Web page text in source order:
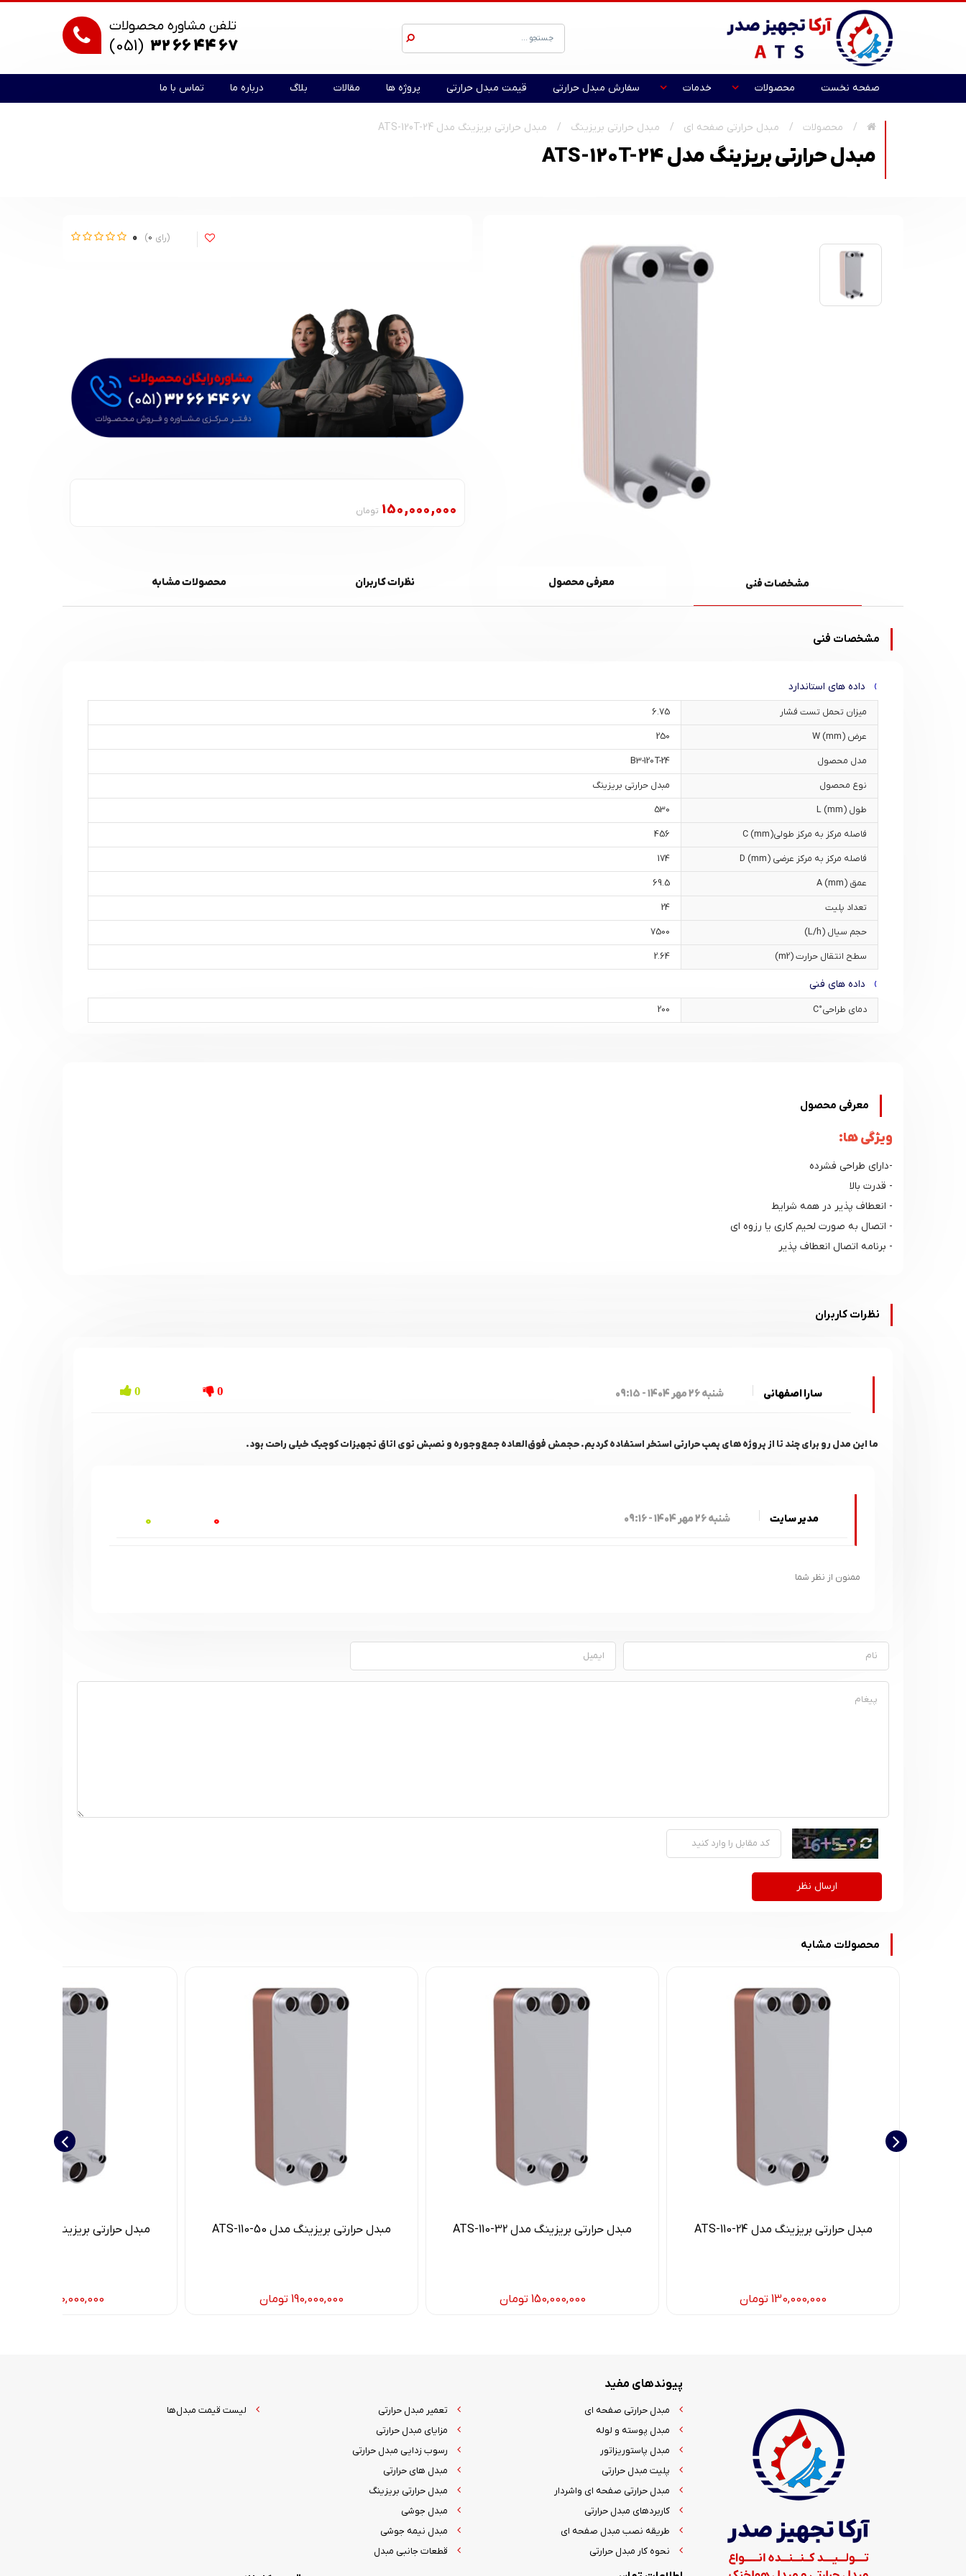
تلفن مشاوره محصولات
(051) 32 66 44 67
صفحه نخست محصولات خدمات سفارش مبدل حرارتی قیمت مبدل حرارتی پروژه ها مقالات بلاگ درباره ما تماس با ما
محصولات مبدل حرارتی صفحه ای مبدل حرارتی بریزینگ مبدل حرارتی بریزینگ مدل ATS-120T-24
مبدل حرارتی بریزینگ مدل ATS-120T-24
0 0
150,000,000 تومان
مشخصات فنی معرفی محصول نظرات کاربران محصولات مشابه
مشخصات فنی
داده های استاندارد
میزان تحمل تست فشار 6.75
عرض W (mm) 250
مدل محصول B3-120T-24
نوع محصول مبدل حرارتی بریزینگ
طول L (mm) 530
فاصله مرکز به مرکز طولیC (mm) 456
فاصله مرکز به مرکز عرضی D (mm) 174
عمق A (mm) 69.5
تعداد پلیت 24
حجم سیال (L/h) 7500
سطح انتقال حرارت (m2) 2.64
داده های فنی
دمای طراحی°C 200
معرفی محصول
ویژگی ها:
-دارای طراحی فشرده
- قدرت بالا
- انعطاف پذیر در همه شرایط
- اتصال به صورت لحیم کاری یا رزوه ای
- برنامه اتصال انعطاف پذیر
نظرات کاربران
سارا اصفهانی شنبه 26 مهر 1404 - 09:15 0 0
ما این مدل رو برای چند تا از پروژه های پمپ حرارتی استخر استفاده کردیم. حجمش فوق‌العاده جمع‌وجوره و نصبش توی اتاق تجهیزات کوچیک خیلی راحت بود.
مدیر سایت شنبه 26 مهر 1404 - 09:16 0 0
ممنون از نظر شما
ارسال نظر
محصولات مشابه
مبدل حرارتی بریزینگ مدل ATS-110-24
130,000,000 تومان
مبدل حرارتی بریزینگ مدل ATS-110-32
150,000,000 تومان
مبدل حرارتی بریزینگ مدل ATS-110-50
190,000,000 تومان
مبدل حرارتی بریزینگ مدل ATS-110-80
260,000,000
پیوندهای مفید
مبدل حرارتی صفحه ای
مبدل پوسته و لوله
مبدل پاستوریزاتور
پلیت مبدل حرارتی
مبدل حرارتی صفحه ای واشردار
کاربردهای مبدل حرارتی
طریقه نصب مبدل صفحه ای
نحوه کار مبدل حرارتی
تعمیر مبدل حرارتی
مزایای مبدل حرارتی
رسوب زدایی مبدل حرارتی
مبدل های حرارتی
مبدل حرارتی بریزینگ
مبدل جوشی
مبدل نیمه جوشی
قطعات جانبی مبدل
لیست قیمت مبدل‌ها